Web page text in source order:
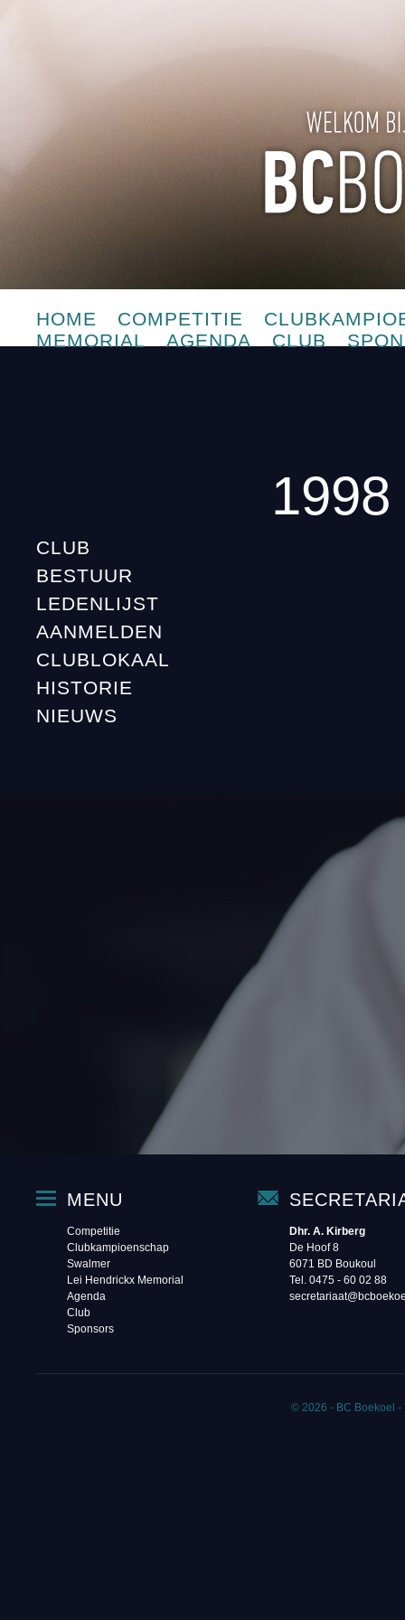
HOME COMPETITIE
MEMORIAL
AGENDA CLUB
CLUB
BESTUUR
LEDENLIJST
AANMELDEN
CLUBLOKAAL
HISTORIE
NIEUWS
1998
MENU
Competitie
Clubkampioenschap
Swalmer
Lei Hendrickx Memorial
Agenda
Club
Sponsors
Dhr. A. Kirberg
De Hoof 8
6071 BD Boukoul
Tel. 0475 - 60 02 88‬
© 2026 - BC Boekoel